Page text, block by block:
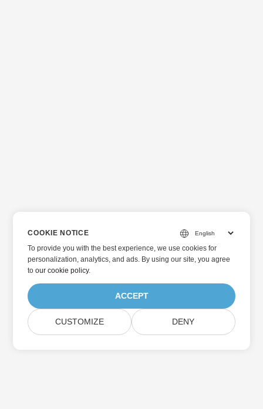
COOKIE NOTICE
To provide you with the best experience, we use cookies for
personalization, analytics, and ads. By using our site, you agree
toour cookie policy.
ACCEPT
CUSTOMIZE DENY